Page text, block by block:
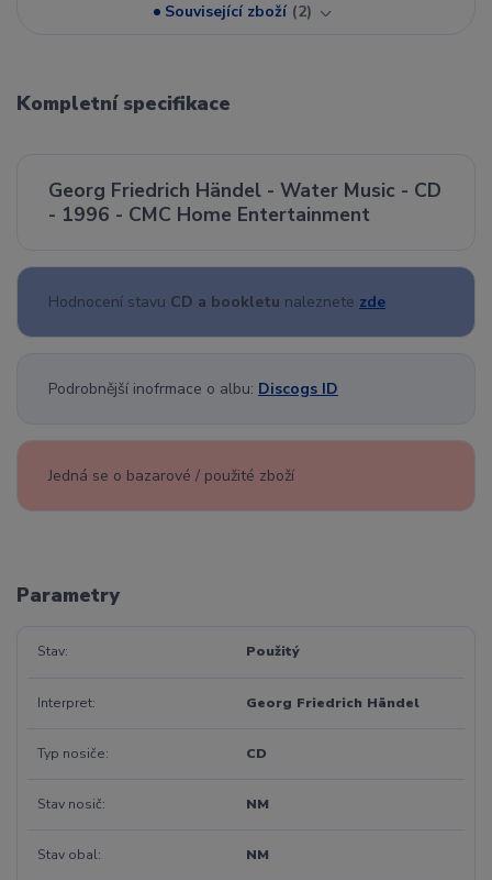
Související zboží 2
Kompletní specifikace
Georg Friedrich Händel - Water Music - CD
- 1996 - CMC Home Entertainment
Hodnocení stavu CD a bookletu naleznete zde
Podrobnější inofrmace o albu: Discogs ID
Jedná se o bazarové / použité zboží
Parametry
Stav Použitý
Interpret Georg Friedrich Händel
Typ nosiče CD
Stav nosič NM
Stav obal NM